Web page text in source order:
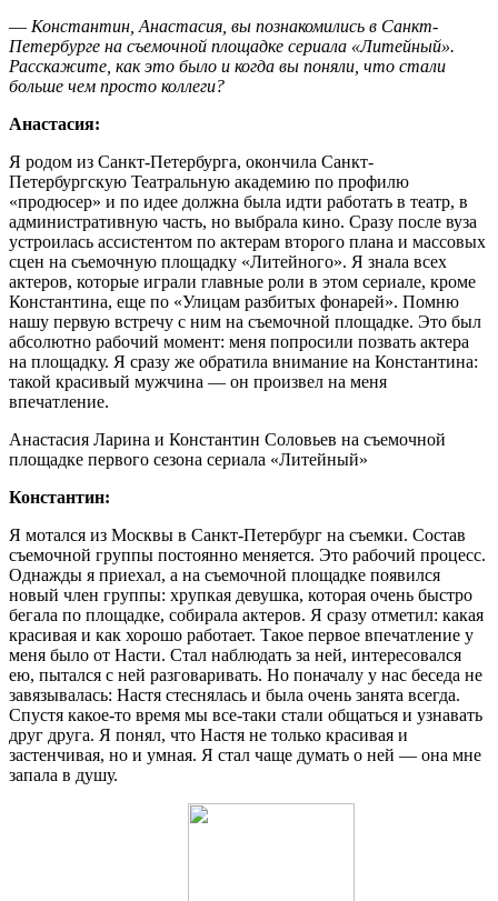
― Константин, Анастасия, вы познакомились в Санкт-
Петербурге на съемочной площадке сериала «Литейный».
Расскажите, как это было и когда вы поняли, что стали
больше чем просто коллеги?
Анастасия:
Я родом из Санкт-Петербурга, окончила Санкт-
Петербургскую Театральную академию по профилю
«продюсер» и по идее должна была идти работать в театр, в
административную часть, но выбрала кино. Сразу после вуза
устроилась ассистентом по актерам второго плана и массовых
сцен на съемочную площадку «Литейного». Я знала всех
актеров, которые играли главные роли в этом сериале, кроме
Константина, еще по «Улицам разбитых фонарей». Помню
нашу первую встречу с ним на съемочной площадке. Это был
абсолютно рабочий момент: меня попросили позвать актера
на площадку. Я сразу же обратила внимание на Константина:
такой красивый мужчина ― он произвел на меня
впечатление.
Анастасия Ларина и Константин Соловьев на съемочной
площадке первого сезона сериала «Литейный»
Константин:
Я мотался из Москвы в Санкт-Петербург на съемки. Состав
съемочной группы постоянно меняется. Это рабочий процесс.
Однажды я приехал, а на съемочной площадке появился
новый член группы: хрупкая девушка, которая очень быстро
бегала по площадке, собирала актеров. Я сразу отметил: какая
красивая и как хорошо работает. Такое первое впечатление у
меня было от Насти. Стал наблюдать за ней, интересовался
ею, пытался с ней разговаривать. Но поначалу у нас беседа не
завязывалась: Настя стеснялась и была очень занята всегда.
Спустя какое-то время мы все-таки стали общаться и узнавать
друг друга. Я понял, что Настя не только красивая и
застенчивая, но и умная. Я стал чаще думать о ней ― она мне
запала в душу.